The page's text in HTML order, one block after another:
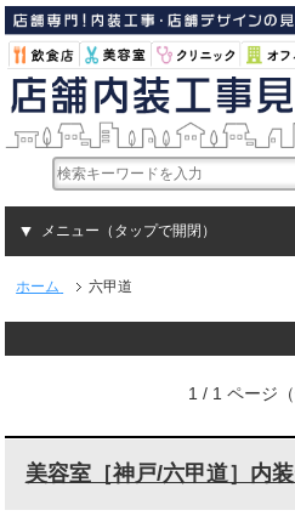
メニュー（タップで開閉）
ホーム 六甲道
1 / 1 ページ（
美容室［神戸/六甲道］内